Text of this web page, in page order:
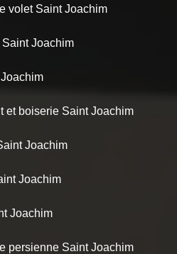
volet Saint Joachim
Joachim
et boiserie Saint Joachim
Joachim
Joachim
Joachim
persienne Saint Joachim